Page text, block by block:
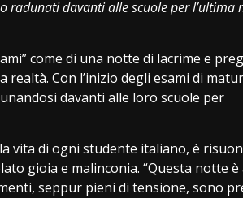
radunati davanti alle scuole per l’ultima
come di una notte di lacrime e
Con l’inizio degli esami di
davanti alle loro scuole per
vita di ogni studente italiano, è
gioia e malinconia. “Questa notte è
seppur pieni di tensione, sono